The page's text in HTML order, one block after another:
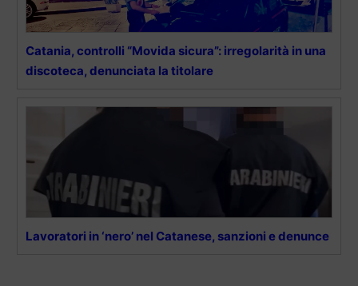
Catania, controlli “Movida sicura”: irregolarità in una
discoteca, denunciata la titolare
Lavoratori in ‘nero’ nel Catanese, sanzioni e denunce